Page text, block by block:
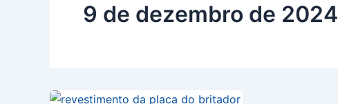
9 de dezembro de 2024